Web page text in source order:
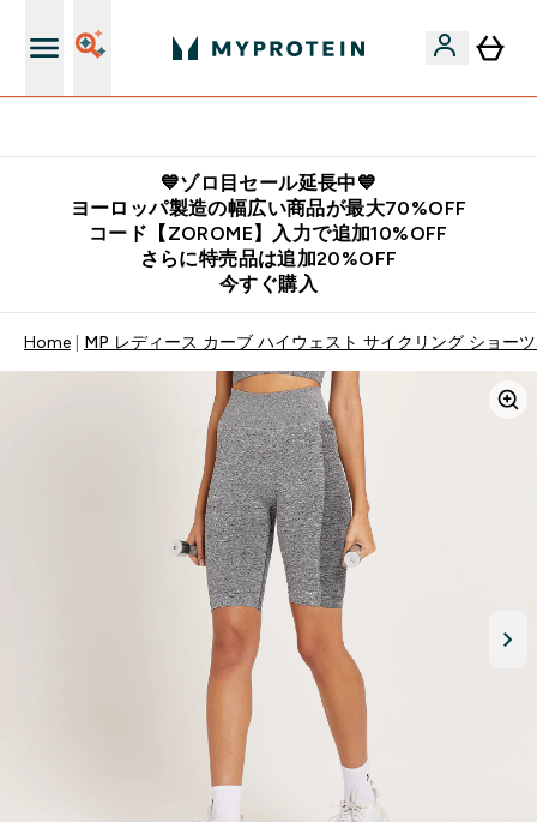
💙ゾロ目セール延長中💙
ヨーロッパ製造の幅広い商品が最大70%OFF
コード【ZOROME】入力で追加10%OFF
さらに特売品は追加20%OFF
今すぐ購入
Home MP レディース カーブ ハイウェスト サイクリング ショー